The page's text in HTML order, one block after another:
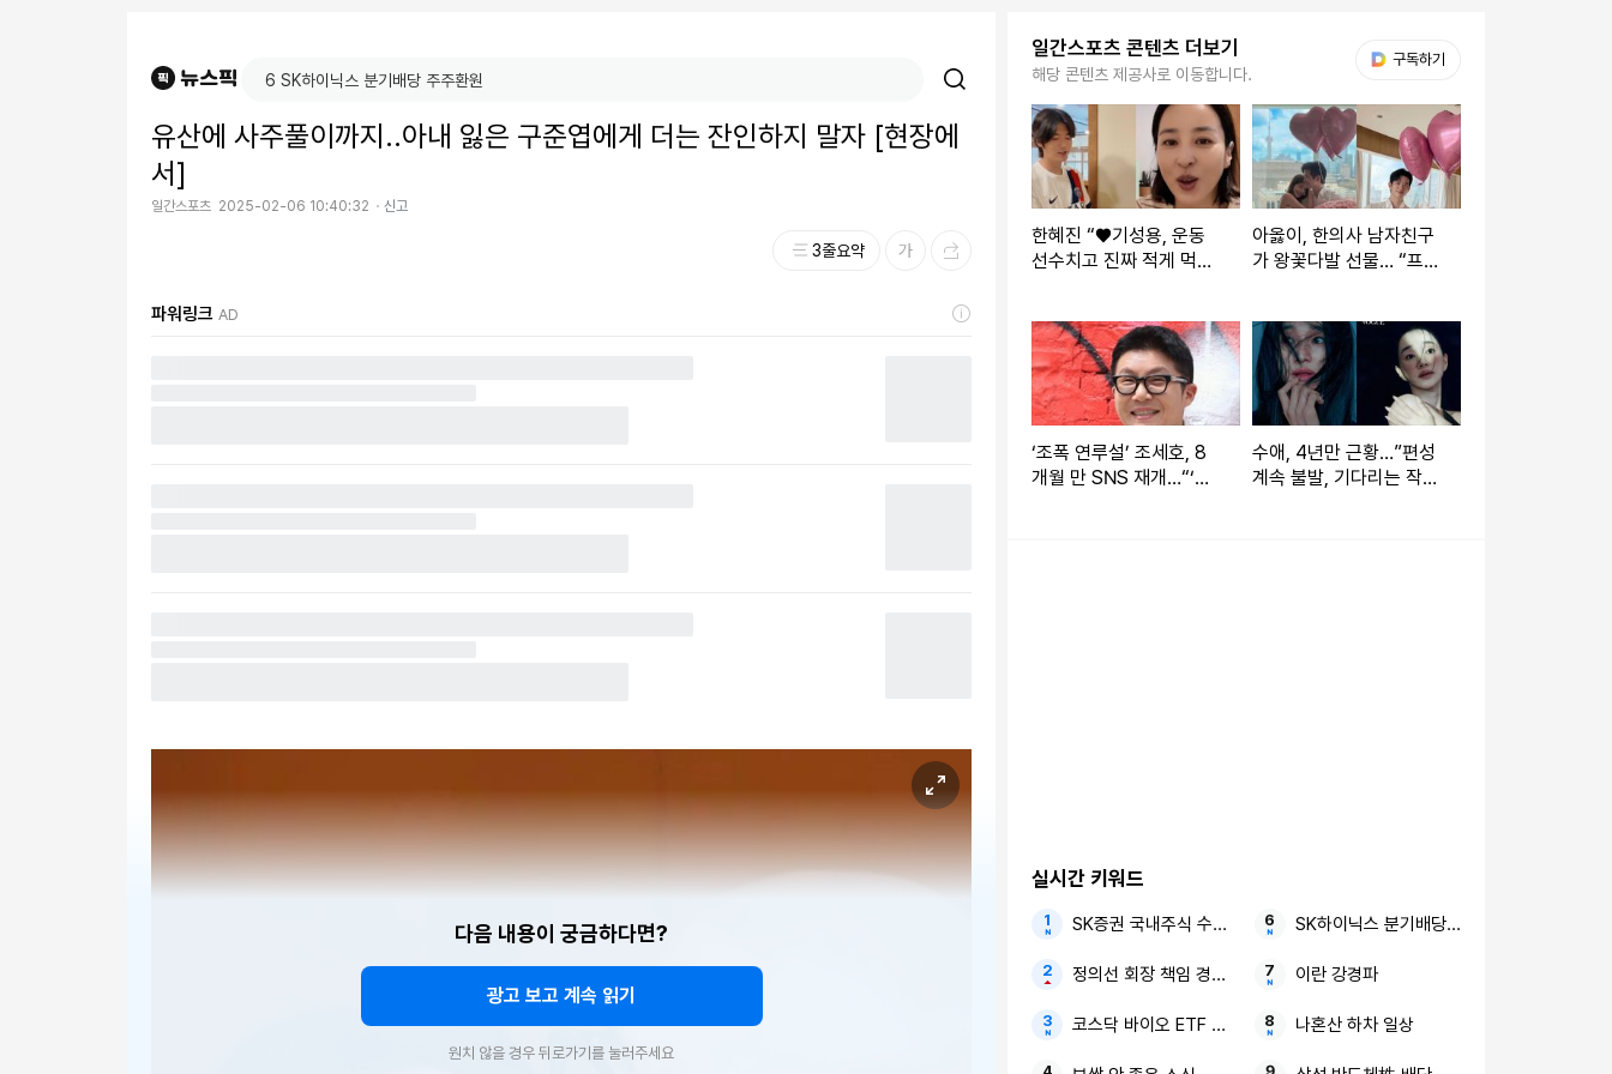
유산에 사주풀이까지..아내 잃은 구준엽에게 더는 잔인하지 말자 [현장에
서]
일간스포츠 2025-02-06 10:40:32 신고
3줄요약
파워링크 AD
다음 내용이 궁금하다면?
광고 보고 계속 읽기
원치 않을 경우 뒤로가기를 눌러주세요
일간스포츠 콘텐츠 더보기
해당 콘텐츠 제공사로 이동합니다.
구독하기
한혜진 “♥기성용, 운동
선수치고 진짜 적게 먹
아옳이, 한의사 남자친구
가 왕꽃다발 선물… “프로
‘조폭 연루설’ 조세호, 8
개월 만 SNS 재개…“‘도
수애, 4년만 근황…”편성
계속 불발, 기다리는 작품
실시간 키워드
SK증권 국내주식 수수료 평생 우대 비대면 고객
정의선 회장 책임 경영 강화
코스닥 바이오 ETF 수급 개선
SK하이닉스 분기배당 주주환원
이란 강경파
나혼산 하차 일상